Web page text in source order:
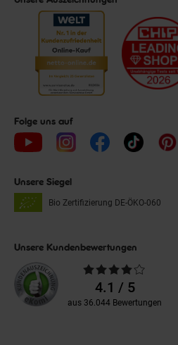
Folge uns auf
Unsere Siegel
Bio Zertifizierung DE-ÖKO-060
Unsere Kundenbewertungen
Durchschnittliche
Bewertungen4.1 / 5
aus 36.044 Bewertungen